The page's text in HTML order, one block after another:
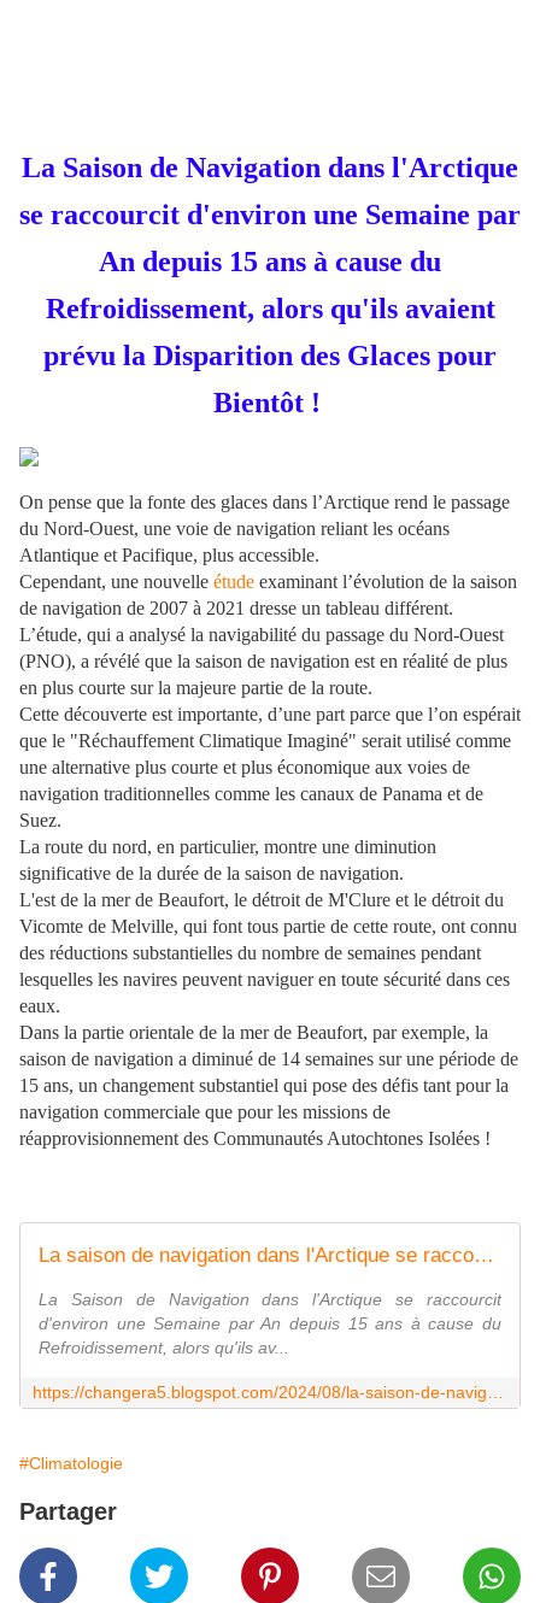
La Saison de Navigation dans l'Arctique
se raccourcit d'environ une Semaine par
An depuis 15 ans à cause du
Refroidissement, alors qu'ils avaient
prévu la Disparition des Glaces pour
Bientôt !
On pense que la fonte des glaces dans l’Arctique rend le passage
du Nord-Ouest, une voie de navigation reliant les océans
Atlantique et Pacifique, plus accessible.
Cependant, une nouvelle étude examinant l’évolution de la saison
de navigation de 2007 à 2021 dresse un tableau différent.
L’étude, qui a analysé la navigabilité du passage du Nord-Ouest
(PNO), a révélé que la saison de navigation est en réalité de plus
en plus courte sur la majeure partie de la route.
Cette découverte est importante, d’une part parce que l’on espérait
que le "Réchauffement Climatique Imaginé" serait utilisé comme
une alternative plus courte et plus économique aux voies de
navigation traditionnelles comme les canaux de Panama et de
Suez.
La route du nord, en particulier, montre une diminution
significative de la durée de la saison de navigation.
L'est de la mer de Beaufort, le détroit de M'Clure et le détroit du
Vicomte de Melville, qui font tous partie de cette route, ont connu
des réductions substantielles du nombre de semaines pendant
lesquelles les navires peuvent naviguer en toute sécurité dans ces
eaux.
Dans la partie orientale de la mer de Beaufort, par exemple, la
saison de navigation a diminué de 14 semaines sur une période de
15 ans, un changement substantiel qui pose des défis tant pour la
navigation commerciale que pour les missions de
réapprovisionnement des Communautés Autochtones Isolées !
La saison de navigation dans l'Arctique se raccourcit !
La Saison de Navigation dans l'Arctique se raccourcit
d'environ une Semaine par An depuis 15 ans à cause du
Refroidissement, alors qu'ils av...
#Climatologie
Partager